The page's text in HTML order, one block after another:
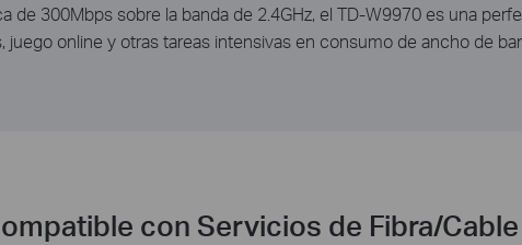
de 300Mbps sobre la banda de 2.4GHz, el TD-W9970 es una
online y otras tareas intensivas en consumo de ancho de
con Servicios de Fibra/Cable